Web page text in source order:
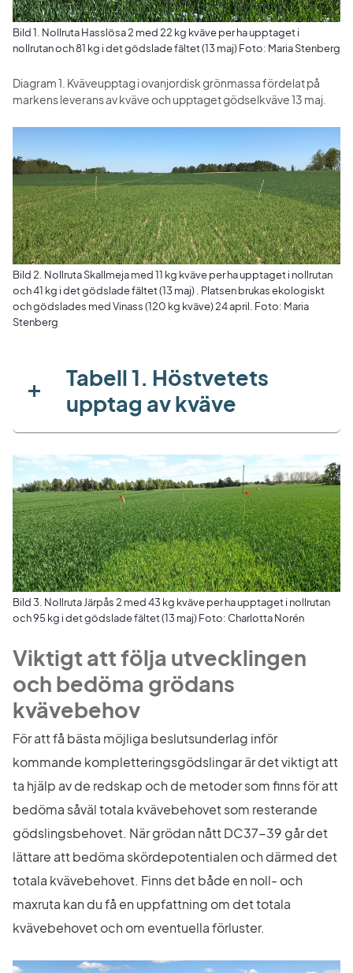
Bild 1. Nollruta Hasslösa 2 med 22 kg kväve per ha upptaget i
nollrutan och 81 kg i det gödslade fältet (13 maj) Foto: Maria Stenberg
Diagram 1. Kväveupptag i ovanjordisk grönmassa fördelat på
markens leverans av kväve och upptaget gödselkväve 13 maj.
Bild 2. Nollruta Skallmeja med 11 kg kväve per ha upptaget i nollrutan
och 41 kg i det gödslade fältet (13 maj) . Platsen brukas ekologiskt
och gödslades med Vinass (120 kg kväve) 24 april. Foto: Maria
Stenberg
Tabell 1. Höstvetets
upptag av kväve
Bild 3. Nollruta Järpås 2 med 43 kg kväve per ha upptaget i nollrutan
och 95 kg i det gödslade fältet (13 maj) Foto: Charlotta Norén
Viktigt att följa utvecklingen
och bedöma grödans
kvävebehov
För att få bästa möjliga beslutsunderlag inför
kommande kompletteringsgödslingar är det viktigt att
ta hjälp av de redskap och de metoder som finns för att
bedöma såväl totala kvävebehovet som resterande
gödslingsbehovet. När grödan nått DC37-39 går det
lättare att bedöma skördepotentialen och därmed det
totala kvävebehovet. Finns det både en noll- och
maxruta kan du få en uppfattning om det totala
kvävebehovet och om eventuella förluster.